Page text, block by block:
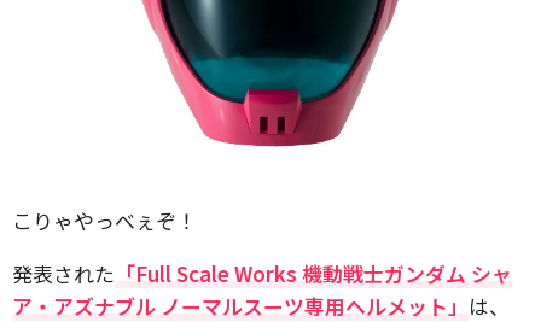
こりゃやっべぇぞ！
発表された 「Full Scale Works 機動戦士ガンダム シャ
ア・アズナブル ノーマルスーツ専用ヘルメット」 は、